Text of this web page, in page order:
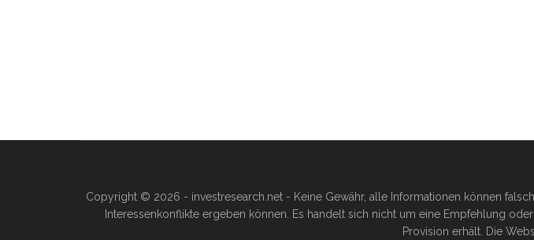
Copyright © 2026 - investresearch.net - Keine Gewähr, alle Informationen können
Interessenkonflikte ergeben können. Es handelt sich nicht um eine Empfehlung
Provision erhält. Die